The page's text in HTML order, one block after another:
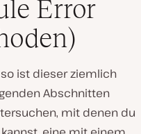
Error
ist dieser ziemlich
Abschnitten
mit denen du